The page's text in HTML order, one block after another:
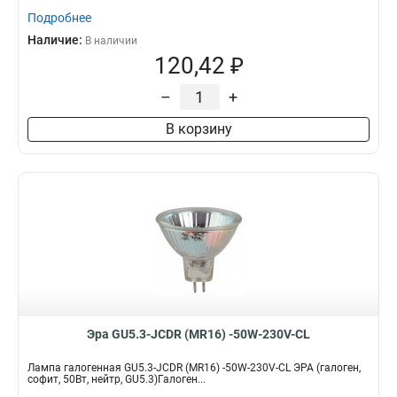
Подробнее
Наличие: В наличии
120,42 ₽
– +
В корзину
Эра GU5.3-JCDR (MR16) -50W-230V-CL
Лампа галогенная GU5.3-JCDR (MR16) -50W-230V-CL ЭРА (галоген,
софит, 50Вт, нейтр, GU5.3)Галоген...